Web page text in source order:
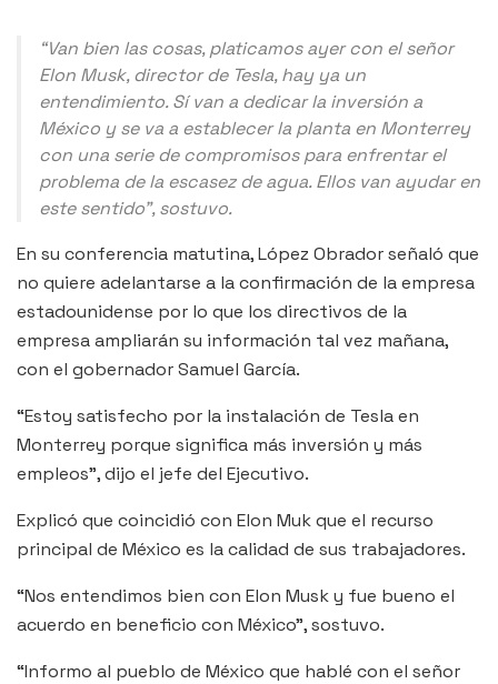
“Van bien las cosas, platicamos ayer con el señor
Elon Musk, director de Tesla, hay ya un
entendimiento. Sí van a dedicar la inversión a
México y se va a establecer la planta en Monterrey
con una serie de compromisos para enfrentar el
problema de la escasez de agua. Ellos van ayudar en
este sentido”, sostuvo.
En su conferencia matutina, López Obrador señaló que
no quiere adelantarse a la confirmación de la empresa
estadounidense por lo que los directivos de la
empresa ampliarán su información tal vez mañana,
con el gobernador Samuel García.
“Estoy satisfecho por la instalación de Tesla en
Monterrey porque significa más inversión y más
empleos”, dijo el jefe del Ejecutivo.
Explicó que coincidió con Elon Muk que el recurso
principal de México es la calidad de sus trabajadores.
“Nos entendimos bien con Elon Musk y fue bueno el
acuerdo en beneficio con México”, sostuvo.
“Informo al pueblo de México que hablé con el señor